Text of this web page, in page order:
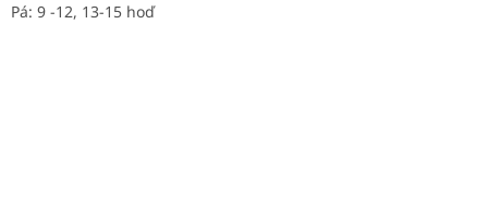
Pá: 9 -12, 13-15 hoď